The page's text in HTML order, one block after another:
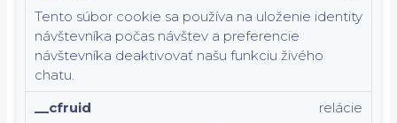
Tento súbor cookie sa používa na uloženie identity
návštevníka počas návštev a preferencie
návštevníka deaktivovať našu funkciu živého
chatu.
__cfruid
relácie